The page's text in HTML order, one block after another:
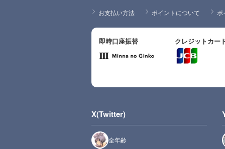
お支払い方法 ポイントについて ポ
即時口座振替 クレジットカー
X(Twitter)
全年齢